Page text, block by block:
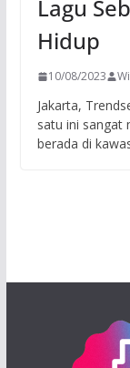
Lagu
Hidup
10/08/2023
Jakarta,
satu ini sangat
berada di